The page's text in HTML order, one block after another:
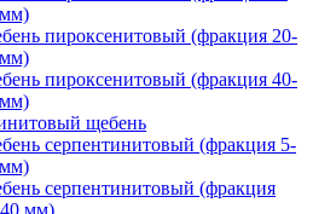
пироксенитовый (фракция 20-
пироксенитовый (фракция 40-
щебень
серпентинитовый (фракция 5-
серпентинитовый (фракция
мм)